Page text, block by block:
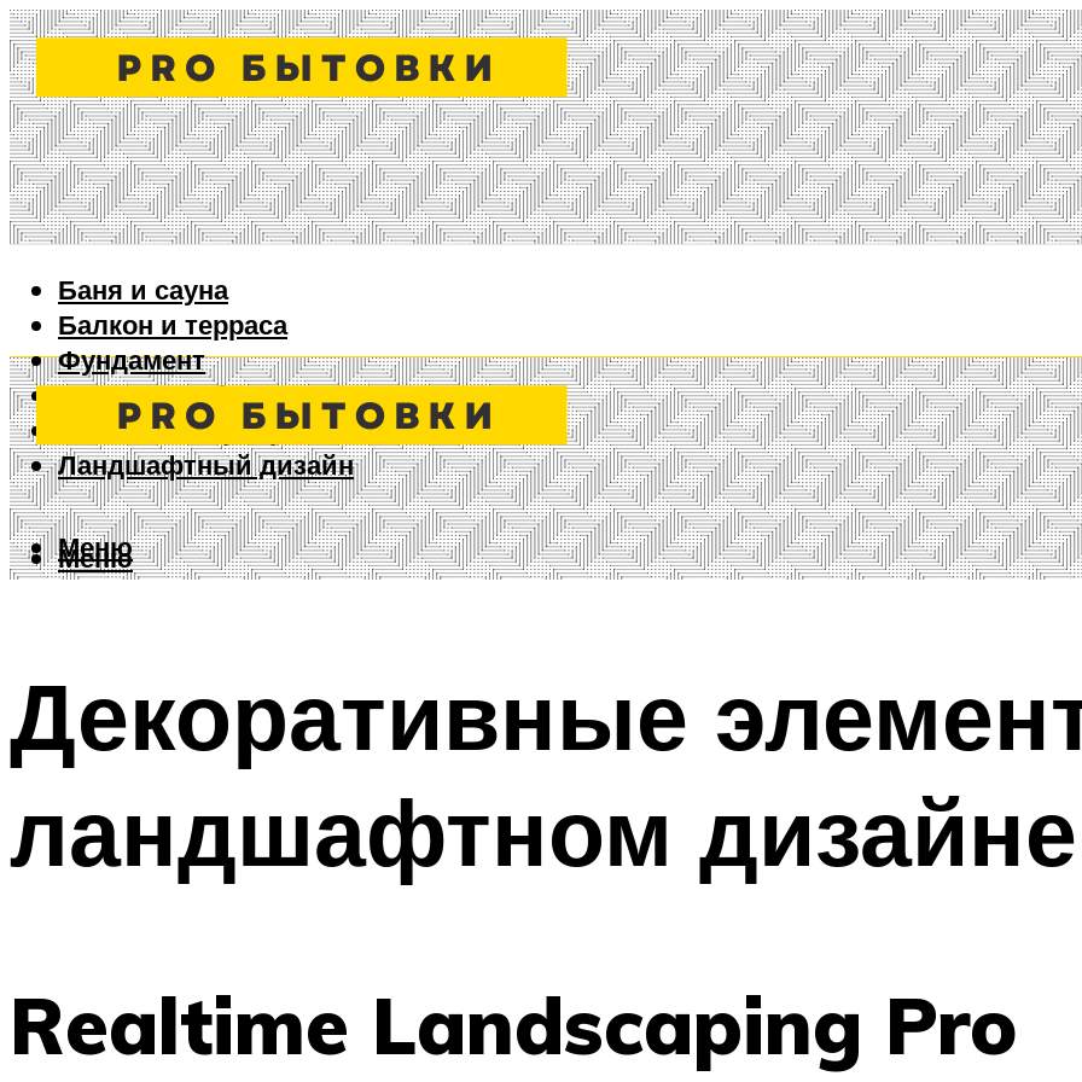
Баня и сауна
Балкон и терраса
Фундамент
Ворота и забор
Дизайн интерьера
Ландшафтный дизайн
Меню
Меню
Декоративные
ландшафтном дизайне
Realtime Landscaping Pro